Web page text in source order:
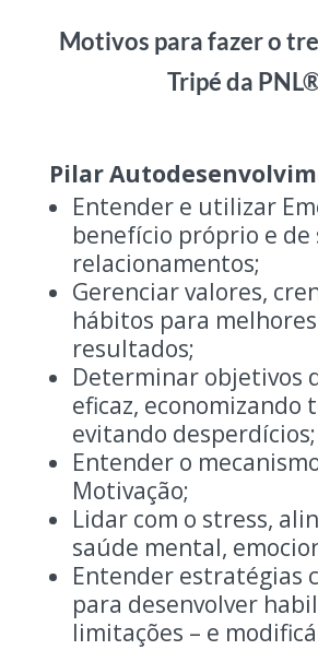
Motivos para fazer o
Tripé da
Pilar
Entender e utilizar
benefício próprio e de
relacionamentos;
Gerenciar valores,
hábitos para melhores
resultados;
Determinar objetivos
eficaz, economizando
evitando desperdícios;
Entender o
Motivação;
Lidar com o stress,
saúde mental,
Entender estratégias
para desenvolver
limitações – e